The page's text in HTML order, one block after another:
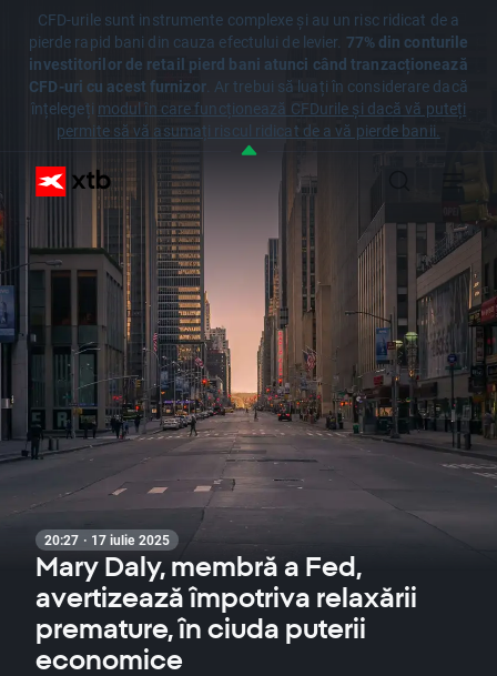
CFD-urile sunt instrumente complexe și au un risc ridicat de a
pierde rapid bani din cauza efectului de levier. 77% din conturile
investitorilor de retail pierd bani atunci când tranzacționează
CFD-uri cu acest furnizor. Ar trebui să luați în considerare dacă
înțelegeți modul în care funcționează CFDurile și dacă vă puteți
permite să vă asumați riscul ridicat de a vă pierde banii.
20:27 · 17 iulie 2025
Mary Daly, membră a Fed,
avertizează împotriva relaxării
premature, în ciuda puterii
economice